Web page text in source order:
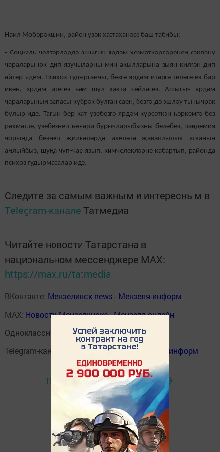
Наил Мөбәрәкшин, район үзәк хастаханәсе баш табибы:
- Социаль челтәрләрдә ашыгыч ярдәм хезмәткәрләренең саклану
чаралары юк дип язучыларны мин акылларына зыян килгән дип
әйтер идем. Психоз тудырганчы, безгә ярдәм итәргә теләгегез бар
икән, ярдәм итегез һәм шул хакта сөйләгез. Ашыгыч ярдәм
чараларының запасы күбрәк булган саен, безгә дә эшләү тынычрак
булыр иде. Тагын бер кат үзебезгә ярдәм күрсәткән һәркемгә без
рәхмәтле, үзебезнең һөнәри бурычларыбызны беләбез, пандемия
чорында безнең җилкәләрдә икеләтә җаваплылык ятканын
аңлыйбыз, шуңа чүп-чар язып, кимчелекләрне кабартып, районда
психоз тудырмасалар иде.
Следите за самым важным и интересным в
Telegram-канале Татмедиа
Читайте новости Татарстана в
национальном мессенджере MАХ:
https://max.ru/tatmedia
ВКонтакте: Мензелинск news - Мензеля-информ
MAX: Новости Мензелинска - Мензеля онлайн
Одноклассники:
ok.ru/menzelinsk
Telegram-канал:
Мензелинск news - Мензеля-информ
Перейти на страницу новости